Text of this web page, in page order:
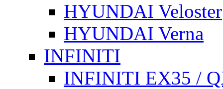
HYUNDAI Veloster
HYUNDAI Verna
INFINITI
INFINITI EX35 /